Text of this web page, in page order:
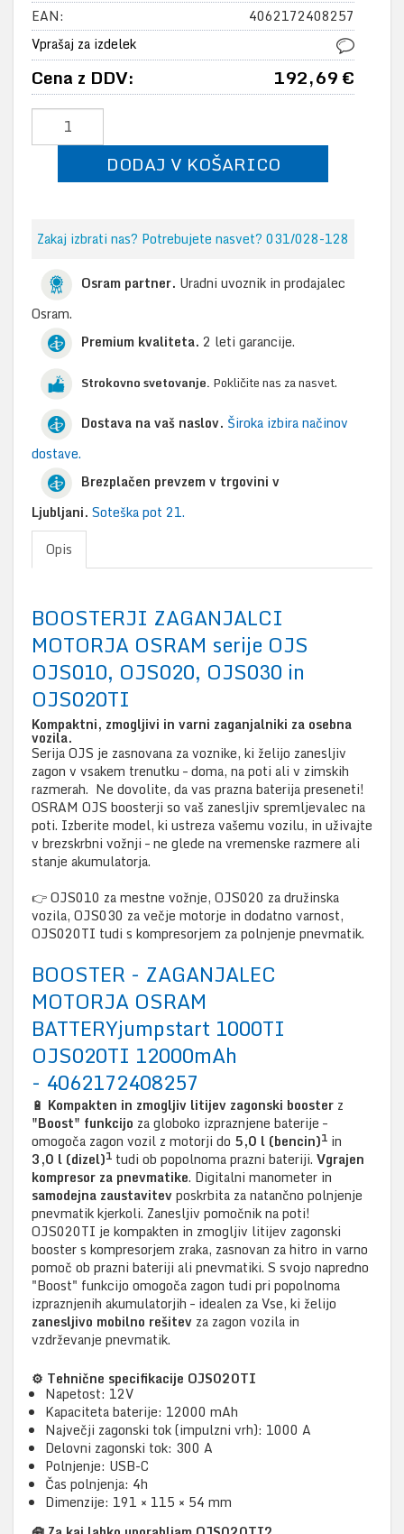
EAN:
4062172408257
Vprašaj za izdelek
Cena z DDV: 192,69 €
DODAJ V KOŠARICO
Zakaj izbrati nas? Potrebujete nasvet? 031/028-128
Osram partner. Uradni uvoznik in prodajalec
Osram.
Premium kvaliteta. 2 leti garancije.
Strokovno svetovanje. Pokličite nas za nasvet.
Dostava na vaš naslov. Široka izbira načinov
dostave.
Brezplačen prevzem v trgovini v
Ljubljani. Soteška pot 21.
Opis
BOOSTERJI ZAGANJALCI
MOTORJA OSRAM serije OJS
OJS010, OJS020, OJS030 in
OJS020TI
Kompaktni, zmogljivi in varni zaganjalniki za osebna
vozila.
Serija OJS je zasnovana za voznike, ki želijo zanesljiv
zagon v vsakem trenutku – doma, na poti ali v zimskih
razmerah. Ne dovolite, da vas prazna baterija preseneti!
OSRAM OJS boosterji so vaš zanesljiv spremljevalec na
poti. Izberite model, ki ustreza vašemu vozilu, in uživajte
v brezskrbni vožnji – ne glede na vremenske razmere ali
stanje akumulatorja.
👉 OJS010 za mestne vožnje, OJS020 za družinska
vozila, OJS030 za večje motorje in dodatno varnost,
OJS020TI tudi s kompresorjem za polnjenje pnevmatik.
BOOSTER - ZAGANJALEC
MOTORJA OSRAM
BATTERYjumpstart 1000TI
OJS020TI 12000mAh
- 4062172408257
🔋 Kompakten in zmogljiv litijev zagonski booster z
"Boost" funkcijo za globoko izpraznjene baterije –
omogoča zagon vozil z motorji do 5,0 l (bencin)1 in
3,0 l (dizel)1 tudi ob popolnoma prazni bateriji. Vgrajen
kompresor za pnevmatike. Digitalni manometer in
samodejna zaustavitevposkrbita za natančno polnjenje
pnevmatik kjerkoli. Zanesljiv pomočnik na poti!
OJS020TI je kompakten in zmogljiv litijev zagonski
booster s kompresorjem zraka, zasnovan za hitro in varno
pomoč ob prazni bateriji ali pnevmatiki. S svojo napredno
"Boost" funkcijo omogoča zagon tudi pri popolnoma
izpraznjenih akumulatorjih – idealen zaVse, ki želijo
zanesljivo mobilno rešitev za zagon vozila in
vzdrževanje pnevmatik.
⚙️ Tehnične specifikacije OJS020TI
Napetost: 12V
Kapaciteta baterije: 12000 mAh
Največji zagonski tok (impulzni vrh): 1000 A
Delovni zagonski tok: 300 A
Polnjenje: USB-C
Čas polnjenja: 4h
Dimenzije: 191 × 115 × 54 mm